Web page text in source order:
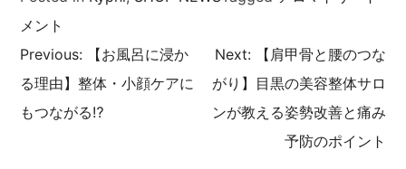
メント
投
稿
Previous:
【お風呂に浸か
る理由】整体・小顔ケアに
もつながる⁉
Next:
【肩甲骨と腰のつな
がり】目黒の美容整体サロ
ンが教える姿勢改善と痛み
予防のポイント